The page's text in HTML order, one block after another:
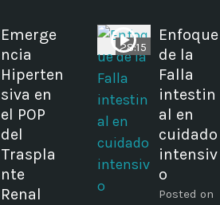
Emerge
ncia
Hiperten
siva en
el POP
del
Traspla
nte
Renal
28:15
Enfoque
de la
Falla
intestin
al en
cuidado
intensiv
o
Posted on